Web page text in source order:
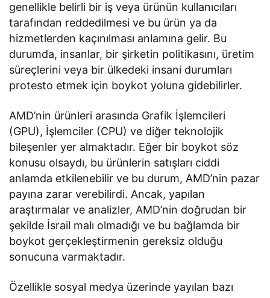
genellikle belirli bir iş veya ürünün kullanıcıları
tarafından reddedilmesi ve bu ürün ya da
hizmetlerden kaçınılması anlamına gelir. Bu
durumda, insanlar, bir şirketin politikasını, üretim
süreçlerini veya bir ülkedeki insani durumları
protesto etmek için boykot yoluna gidebilirler.
AMD’nin ürünleri arasında Grafik İşlemcileri
(GPU), İşlemciler (CPU) ve diğer teknolojik
bileşenler yer almaktadır. Eğer bir boykot söz
konusu olsaydı, bu ürünlerin satışları ciddi
anlamda etkilenebilir ve bu durum, AMD’nin pazar
payına zarar verebilirdi. Ancak, yapılan
araştırmalar ve analizler, AMD’nin doğrudan bir
şekilde İsrail malı olmadığı ve bu bağlamda bir
boykot gerçekleştirmenin gereksiz olduğu
sonucuna varmaktadır.
Özellikle sosyal medya üzerinde yayılan bazı